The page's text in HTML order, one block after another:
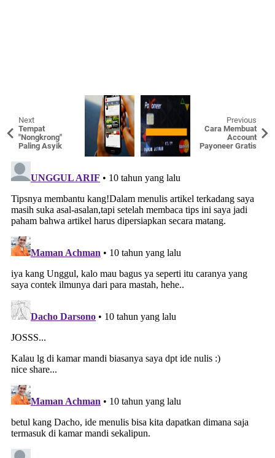
Next
Tempat
"Nongkrong"
Paling Asyik
Previous
Cara Membuat
Account
Payoneer Gratis